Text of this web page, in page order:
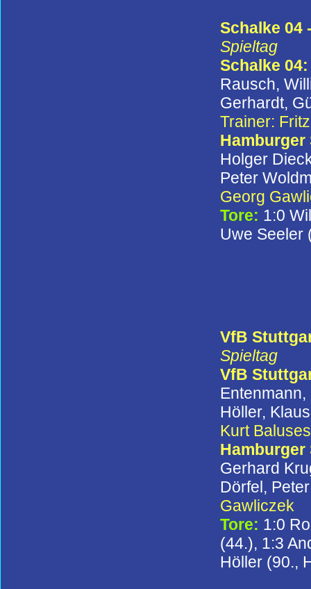
Schalke 04
Spieltag
Schalke
Rausch,
Gerhardt,
Trainer:
Hamburger
Holger
Peter
Georg
Tore: 1:0
Uwe Seeler
VfB
Spieltag
VfB
Höller,
Kurt Baluses
Hamburger
Gerhard
Dörfel,
Gawliczek
Tore: 1:0
(44.), 1:3
Höller (90.,